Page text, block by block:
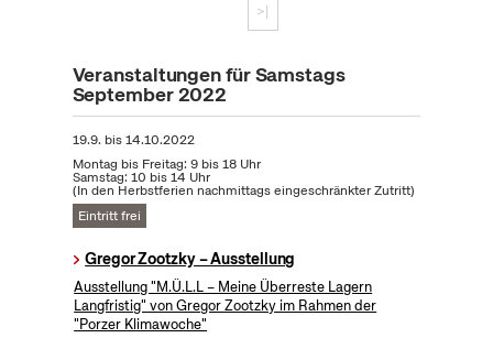
>|
Veranstaltungen für Samstags
September 2022
19.9. bis14.10.2022
Montag bis Freitag: 9 bis 18 Uhr
Samstag: 10 bis 14 Uhr
(In den Herbstferien nachmittags eingeschränkter Zutritt)
Eintritt frei
Gregor Zootzky – Ausstellung
Ausstellung "M.Ü.L.L – Meine Überreste Lagern
Langfristig" von Gregor Zootzky im Rahmen der
"Porzer Klimawoche"